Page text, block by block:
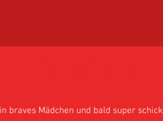
braves Mädchen und bald super schick